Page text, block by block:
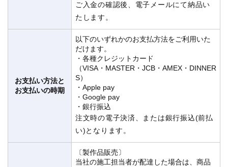
ご入金の確認後、電子メールにて納品い
たします。
お支払い方法と
お支払いの時期
以下のいずれかのお支払方法をご利用いた
だけます。
・各種クレジットカード
（VISA・MASTER・JCB・AMEX・DINNER
S）
・Apple pay
・Google pay
・銀行振込
注文時の電子決済、または銀行振込(前払
い)となります。
〔製作品販売〕
当社の施工担当者が配達した場合は、商品